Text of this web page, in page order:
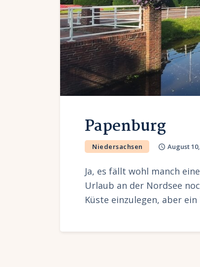
Papenburg
Niedersachsen August
Ja, es fällt wohl manch
Urlaub an der Nordsee
Küste einzulegen, aber